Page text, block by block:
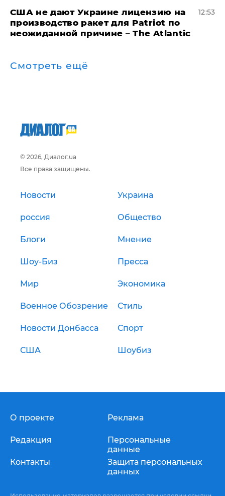
США не дают Украине лицензию на
производство ракет для Patriot по
неожиданной причине – The Atlantic
12:53
Смотреть ещё
© 2026, Диалог.ua
Все права защищены.
Новости Украина
россия Общество
Блоги Мнение
Шоу-Биз Пресса
Мир Экономика
Военное Обозрение Стиль
Новости Донбасса Спорт
США Шоубиз
О проекте
Редакция
Контакты
Реклама
Персональные
данные
Защита персональных
данных